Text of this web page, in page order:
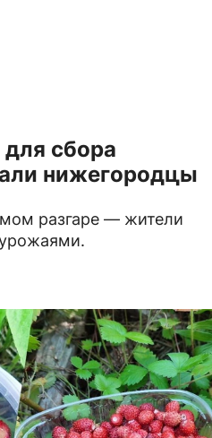
сбора
нижегородцы
разгаре — жители